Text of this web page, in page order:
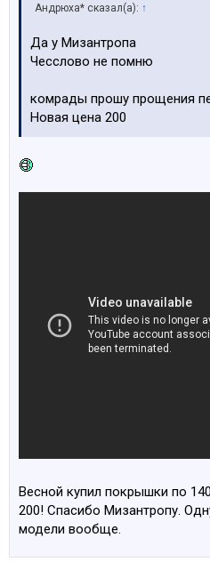
Андрюха* сказал(а): ↑
Да у Мизантропа
Чесслово не помню
комрады прошу прощения
Новая цена 200
Весной купил покрышки по
200! Спасибо Мизантропу.
модели вообще.